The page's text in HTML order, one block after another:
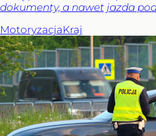
dokumenty, a nawet jazda
MotoryzacjaKraj